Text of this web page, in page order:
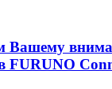
Вашему
FURUNO